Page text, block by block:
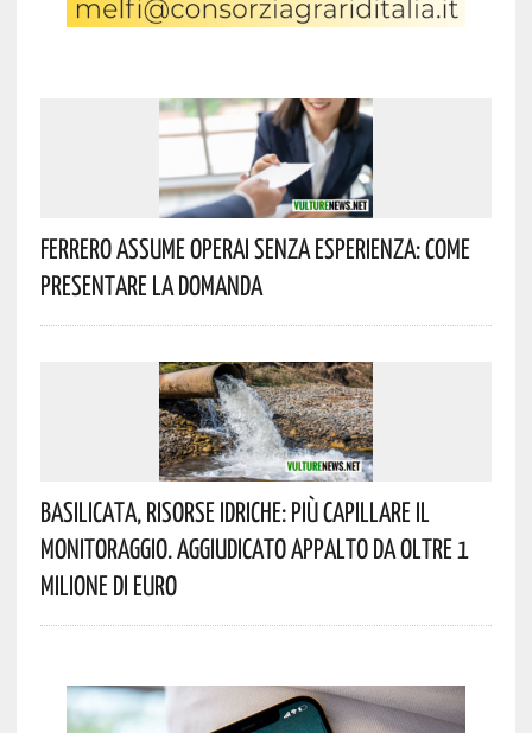
Ferrero Assume Operai Senza Esperienza: Come
Presentare La Domanda
Basilicata, Risorse Idriche: Più Capillare Il
Monitoraggio. Aggiudicato Appalto Da Oltre 1
Milione Di Euro